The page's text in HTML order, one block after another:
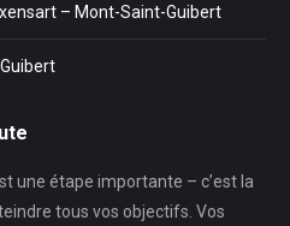
– Mont-Saint-Guibert
une étape importante – c’est la
tous vos objectifs. Vos